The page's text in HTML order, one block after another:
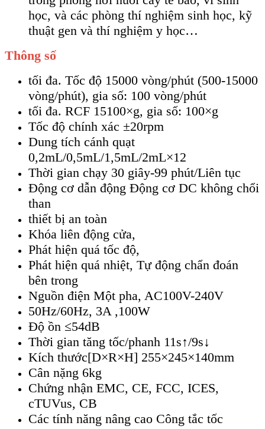
học, và các phòng thí nghiệm sinh học, kỹ
thuật gen và thí nghiệm y học…
Thông số
tối đa. Tốc độ 15000 vòng/phút (500-15000
vòng/phút), gia số: 100 vòng/phút
tối đa. RCF 15100×g, gia số: 100×g
Tốc độ chính xác ±20rpm
Dung tích cánh quạt
0,2mL/0,5mL/1,5mL/2mL×12
Thời gian chạy 30 giây-99 phút/Liên tục
Động cơ dẫn động Động cơ DC không chổi
than
thiết bị an toàn
Khóa liên động cửa,
Phát hiện quá tốc độ,
Phát hiện quá nhiệt, Tự động chẩn đoán
bên trong
Nguồn điện Một pha, AC100V-240V
50Hz/60Hz, 3A ,100W
Độ ồn ≤54dB
Thời gian tăng tốc/phanh 11s↑/9s↓
Kích thước[D×R×H] 255×245×140mm
Cân nặng 6kg
Chứng nhận EMC, CE, FCC, ICES,
cTUVus, CB
Các tính năng nâng cao Công tắc tốc